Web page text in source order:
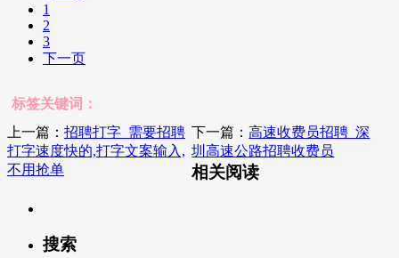
1
2
3
下一页
标签关键词：
上一篇： 招聘打字_需要招聘
打字速度快的,打字文案输入,
不用抢单
下一篇：高速收费员招聘_深
圳高速公路招聘收费员
相关阅读
搜索